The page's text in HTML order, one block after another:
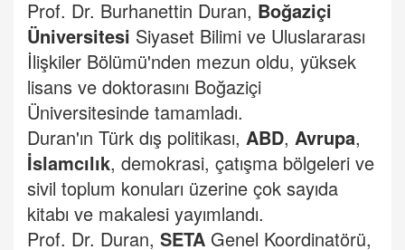
Prof. Dr. Burhanettin Duran, Boğaziçi
Üniversitesi Siyaset Bilimi ve Uluslararası
İlişkiler Bölümü'nden mezun oldu, yüksek
lisans ve doktorasını Boğaziçi
Üniversitesinde tamamladı.
Duran'ın Türk dış politikası, ABD, Avrupa,
İslamcılık, demokrasi, çatışma bölgeleri ve
sivil toplum konuları üzerine çok sayıda
kitabı ve makalesi yayımlandı.
Prof. Dr. Duran, SETA Genel Koordinatörü,